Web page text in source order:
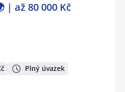
| až 80 000 Kč
Plný úvazek